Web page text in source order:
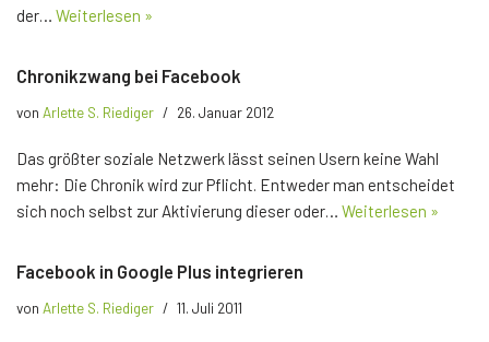
der… Weiterlesen »
Chronikzwang bei Facebook
von Arlette S. Riediger 26. Januar 2012
Das größter soziale Netzwerk lässt seinen Usern keine Wahl
mehr: Die Chronik wird zur Pflicht. Entweder man entscheidet
sich noch selbst zur Aktivierung dieser oder… Weiterlesen »
Facebook in Google Plus integrieren
von Arlette S. Riediger 11. Juli 2011